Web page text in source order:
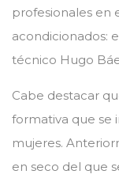
profesionales en
acondicionados:
técnico Hugo
Cabe destacar
formativa que se
mujeres.
en seco del que